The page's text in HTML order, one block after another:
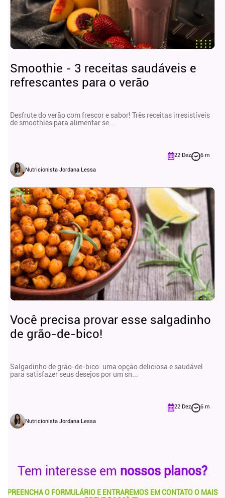
Smoothie - 3 receitas saudáveis e
refrescantes para o verão
Desfrute do verão com frescor e sabor! Três receitas irresistíveis
de smoothies para alimentar se...
Nutricionista Jordana Lessa
22 Dez 6 m
Você precisa provar esse salgadinho
de grão-de-bico!
Salgadinho de grão-de-bico: uma opção deliciosa e saudável
para satisfazer seus desejos por um sn...
Nutricionista Jordana Lessa
22 Dez 6 m
Tem interesse em nossos planos?
PREENCHA O FORMULÁRIO E ENTRAREMOS EM CONTATO O MAIS